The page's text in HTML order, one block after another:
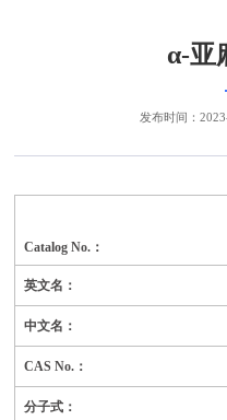
α-亚
Catalog No.：
英文名：
中文名：
CAS No.：
分子式：